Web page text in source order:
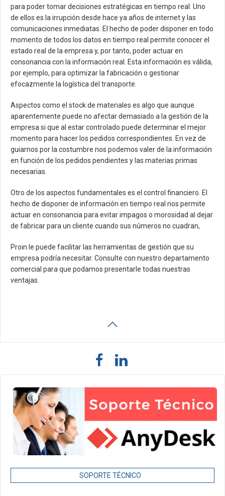
para poder tomar decisiones estratégicas en tiempo real. Uno
de ellos es la irrupción desde hace ya años de internet y las
comunicaciones inmediatas. El hecho de poder disponer en todo
momento de todos los datos en tiempo real permite conocer el
estado real de la empresa y, por tanto, poder actuar en
consonancia con la información real. Esta información es válida,
por ejemplo, para optimizar la fabricación o gestionar
efocazmente la logística del transporte.
Aspectos como el stock de materiales es algo que aunque
aparentemente puede no afectar demasiado a la gestión de la
empresa si que al estar controlado puede determinar el mejor
momento para hacer los pedidos correspondientes. En vez de
guiarnos por la costumbre nos podemos valer de la información
en función de los pedidos pendientes y las materias primas
necesarias.
Otro de los aspectos fundamentales es el control financiero. El
hecho de disponer de información en tiempo real nos permite
actuar en consonancia para evitar impagos o morosidad al dejar
de fabricar para un cliente cuando sus números no cuadran,
Proin le puede facilitar las herramientas de gestión que su
empresa podría necesitar. Consulte con nuestro departamento
comercial para que podamos presentarle todas nuestras
ventajas.
SOPORTE TÉCNICO